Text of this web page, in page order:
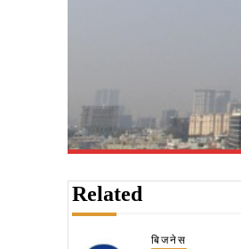
Related
बिजनेस